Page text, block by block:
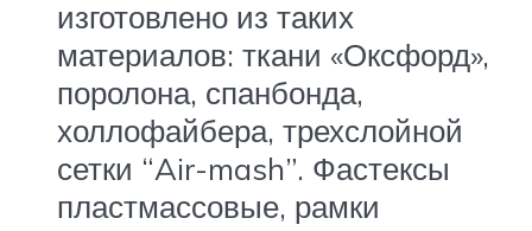
изготовлено из таких
материалов: ткани «Оксфорд»,
поролона, спанбонда,
холлофайбера, трехслойной
сетки “Air-mash”. Фастексы
пластмассовые, рамки